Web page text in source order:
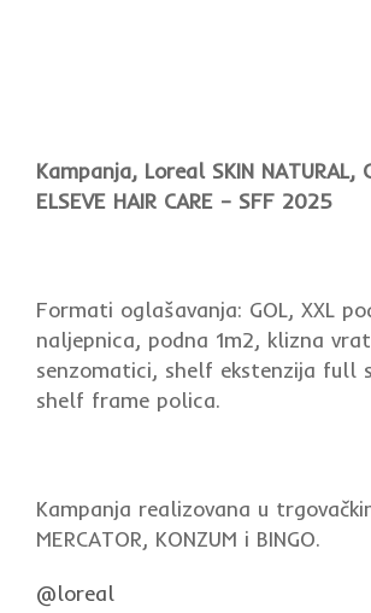
Kampanja, Loreal SKIN NATURAL,
ELSEVE HAIR CARE – SFF 2025
Formati oglašavanja: GOL, XXL
naljepnica, podna 1m2, klizna
senzomatici, shelf ekstenzija full
shelf frame polica.
Kampanja realizovana u
MERCATOR, KONZUM i BINGO.
@loreal